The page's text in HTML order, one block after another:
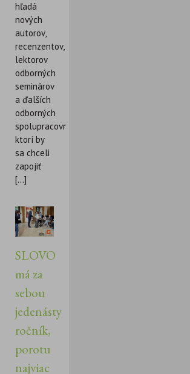
hľadá
nových
autorov,
recenzentov,
lektorov
odborných
seminárov
a ďalších
odborných
spolupracovníkov,
ktorí by
sa chceli
zapojiť
[...]
SLOVO
má za
sebou
jedenásty
ročník,
porotu
najviac